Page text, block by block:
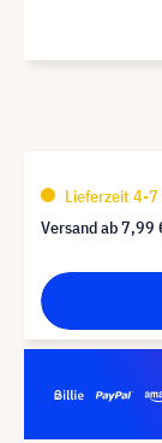
Lieferzeit 4-
Versand ab7,99